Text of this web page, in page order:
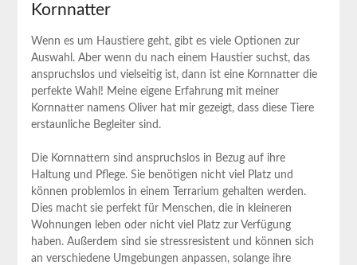
Kornnatter
Wenn es um Haustiere geht, gibt es viele Optionen zur
Auswahl. Aber wenn du nach einem Haustier suchst, das
anspruchslos und vielseitig ist, dann ist eine Kornnatter die
perfekte Wahl! Meine eigene Erfahrung mit meiner
Kornnatter namens Oliver hat mir gezeigt, dass diese Tiere
erstaunliche Begleiter sind.
Die Kornnattern sind anspruchslos in Bezug auf ihre
Haltung und Pflege. Sie benötigen nicht viel Platz und
können problemlos in einem Terrarium gehalten werden.
Dies macht sie perfekt für Menschen, die in kleineren
Wohnungen leben oder nicht viel Platz zur Verfügung
haben. Außerdem sind sie stressresistent und können sich
an verschiedene Umgebungen anpassen, solange ihre